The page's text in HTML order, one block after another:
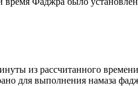
из рассчитанного
для выполнения намаза